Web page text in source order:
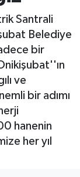
Santrali
Belediye
bir
ve
bir adımı
hanenin
her yıl